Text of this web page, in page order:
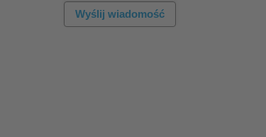
Wyślij wiadomość